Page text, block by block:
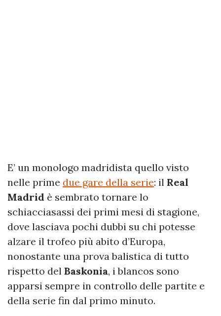
E’ un monologo madridista quello visto
nelle prime due gare della serie: il Real
Madrid è sembrato tornare lo
schiacciasassi dei primi mesi di stagione,
dove lasciava pochi dubbi su chi potesse
alzare il trofeo più abito d’Europa,
nonostante una prova balistica di tutto
rispetto del Baskonia, i blancos sono
apparsi sempre in controllo delle partite e
della serie fin dal primo minuto.